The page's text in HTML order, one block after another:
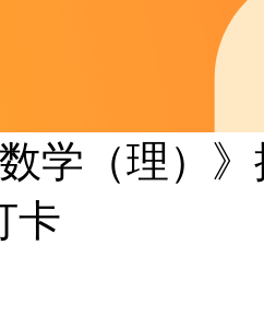
学（理）
卡